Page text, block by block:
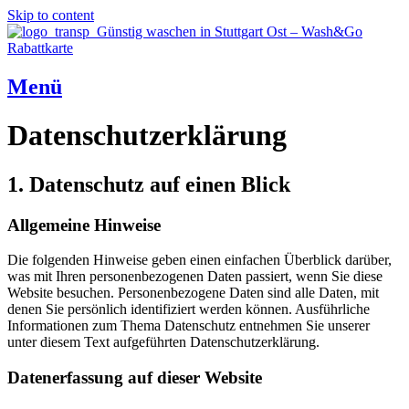
Skip to content
Menü
Datenschutz­erklärung
1. Datenschutz auf einen Blick
Allgemeine Hinweise
Die folgenden Hinweise geben einen einfachen Überblick darüber,
was mit Ihren personenbezogenen Daten passiert, wenn Sie diese
Website besuchen. Personenbezogene Daten sind alle Daten, mit
denen Sie persönlich identifiziert werden können. Ausführliche
Informationen zum Thema Datenschutz entnehmen Sie unserer
unter diesem Text aufgeführten Datenschutzerklärung.
Datenerfassung auf dieser Website